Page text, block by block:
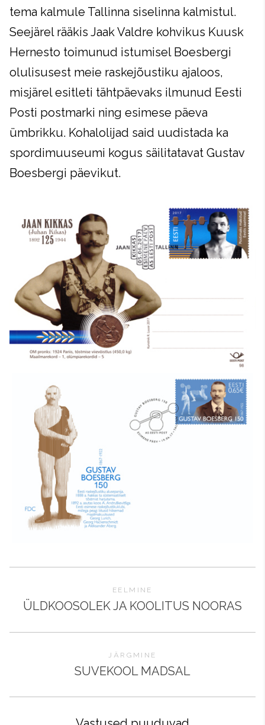
tema kalmule Tallinna siselinna kalmistul.
Seejärel rääkis Jaak Valdre kohvikus Kuusk
Hernesto toimunud istumisel Boesbergi
olulisusest meie raskejõustiku ajaloos,
misjärel esitleti tähtpäevaks ilmunud Eesti
Posti postmarki ning esimese päeva
ümbrikku. Kohalolijad said uudistada ka
spordimuuseumi kogus säilitatavat Gustav
Boesbergi päevikut.
EELMINE
ÜLDKOOSOLEK JA KOOLITUS NOORAS
JÄRGMINE
SUVEKOOL MADSAL